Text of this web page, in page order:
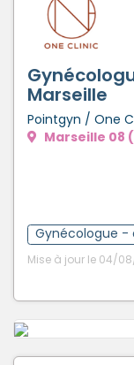
Marseille
Pointgyn / One
Marseille 08
Gynécologue -
Mise à jour le 04/